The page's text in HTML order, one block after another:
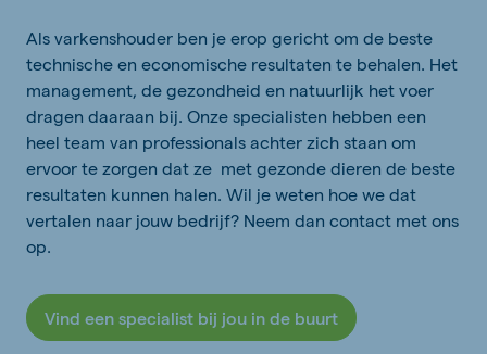
Als varkenshouder ben je erop gericht om de beste
technische en economische resultaten te behalen. Het
management, de gezondheid en natuurlijk het voer
dragen daaraan bij. Onze specialisten hebben een
heel team van professionals achter zich staan om
ervoor te zorgen dat ze met gezonde dieren de beste
resultaten kunnen halen. Wil je weten hoe we dat
vertalen naar jouw bedrijf? Neem dan contact met ons
op.
Vind een specialist bij jou in de buurt